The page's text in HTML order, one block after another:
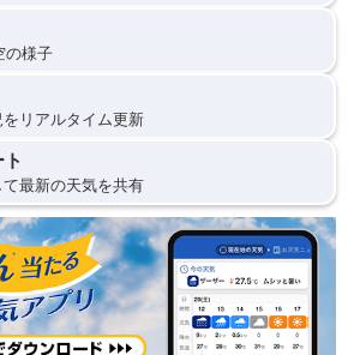
の様子
リアルタイム更新
最新の天気を共有